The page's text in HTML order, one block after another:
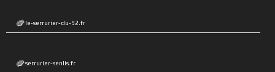
le-serrurier-du-92.fr
serrurier-senlis.fr